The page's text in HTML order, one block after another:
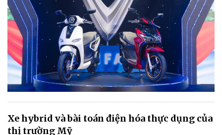
Xe hybrid và bài toán điện hóa thực dụng của
thị trường Mỹ